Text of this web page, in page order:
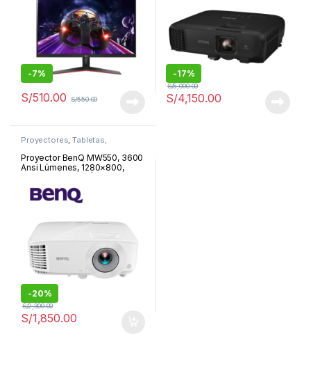
-7%
S/510.00 S/550.00
-17%
S/4,150.00
S/5,000.00
Proyectores,Tabletas,
Proyector BenQ MW550, 3600
Ansi Lúmenes, 1280×800,
9H.JHT77.13L
-20%
S/1,850.00
S/2,300.00